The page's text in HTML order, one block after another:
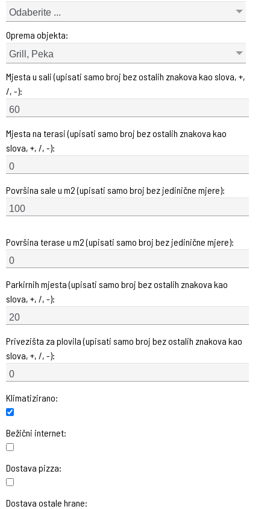
Odaberite ...
Oprema objekta:
Grill, Peka
Mjesta u sali (upisati samo broj bez ostalih znakova kao slova, +,
/, -):
Mjesta na terasi (upisati samo broj bez ostalih znakova kao
slova, +, /, -):
Površina sale u m2 (upisati samo broj bez jedinične mjere):
Površina terase u m2 (upisati samo broj bez jedinične mjere):
Parkirnih mjesta (upisati samo broj bez ostalih znakova kao
slova, +, /, -):
Privezišta za plovila (upisati samo broj bez ostalih znakova kao
slova, +, /, -):
Klimatizirano:
Bežični internet:
Dostava pizza:
Dostava ostale hrane: